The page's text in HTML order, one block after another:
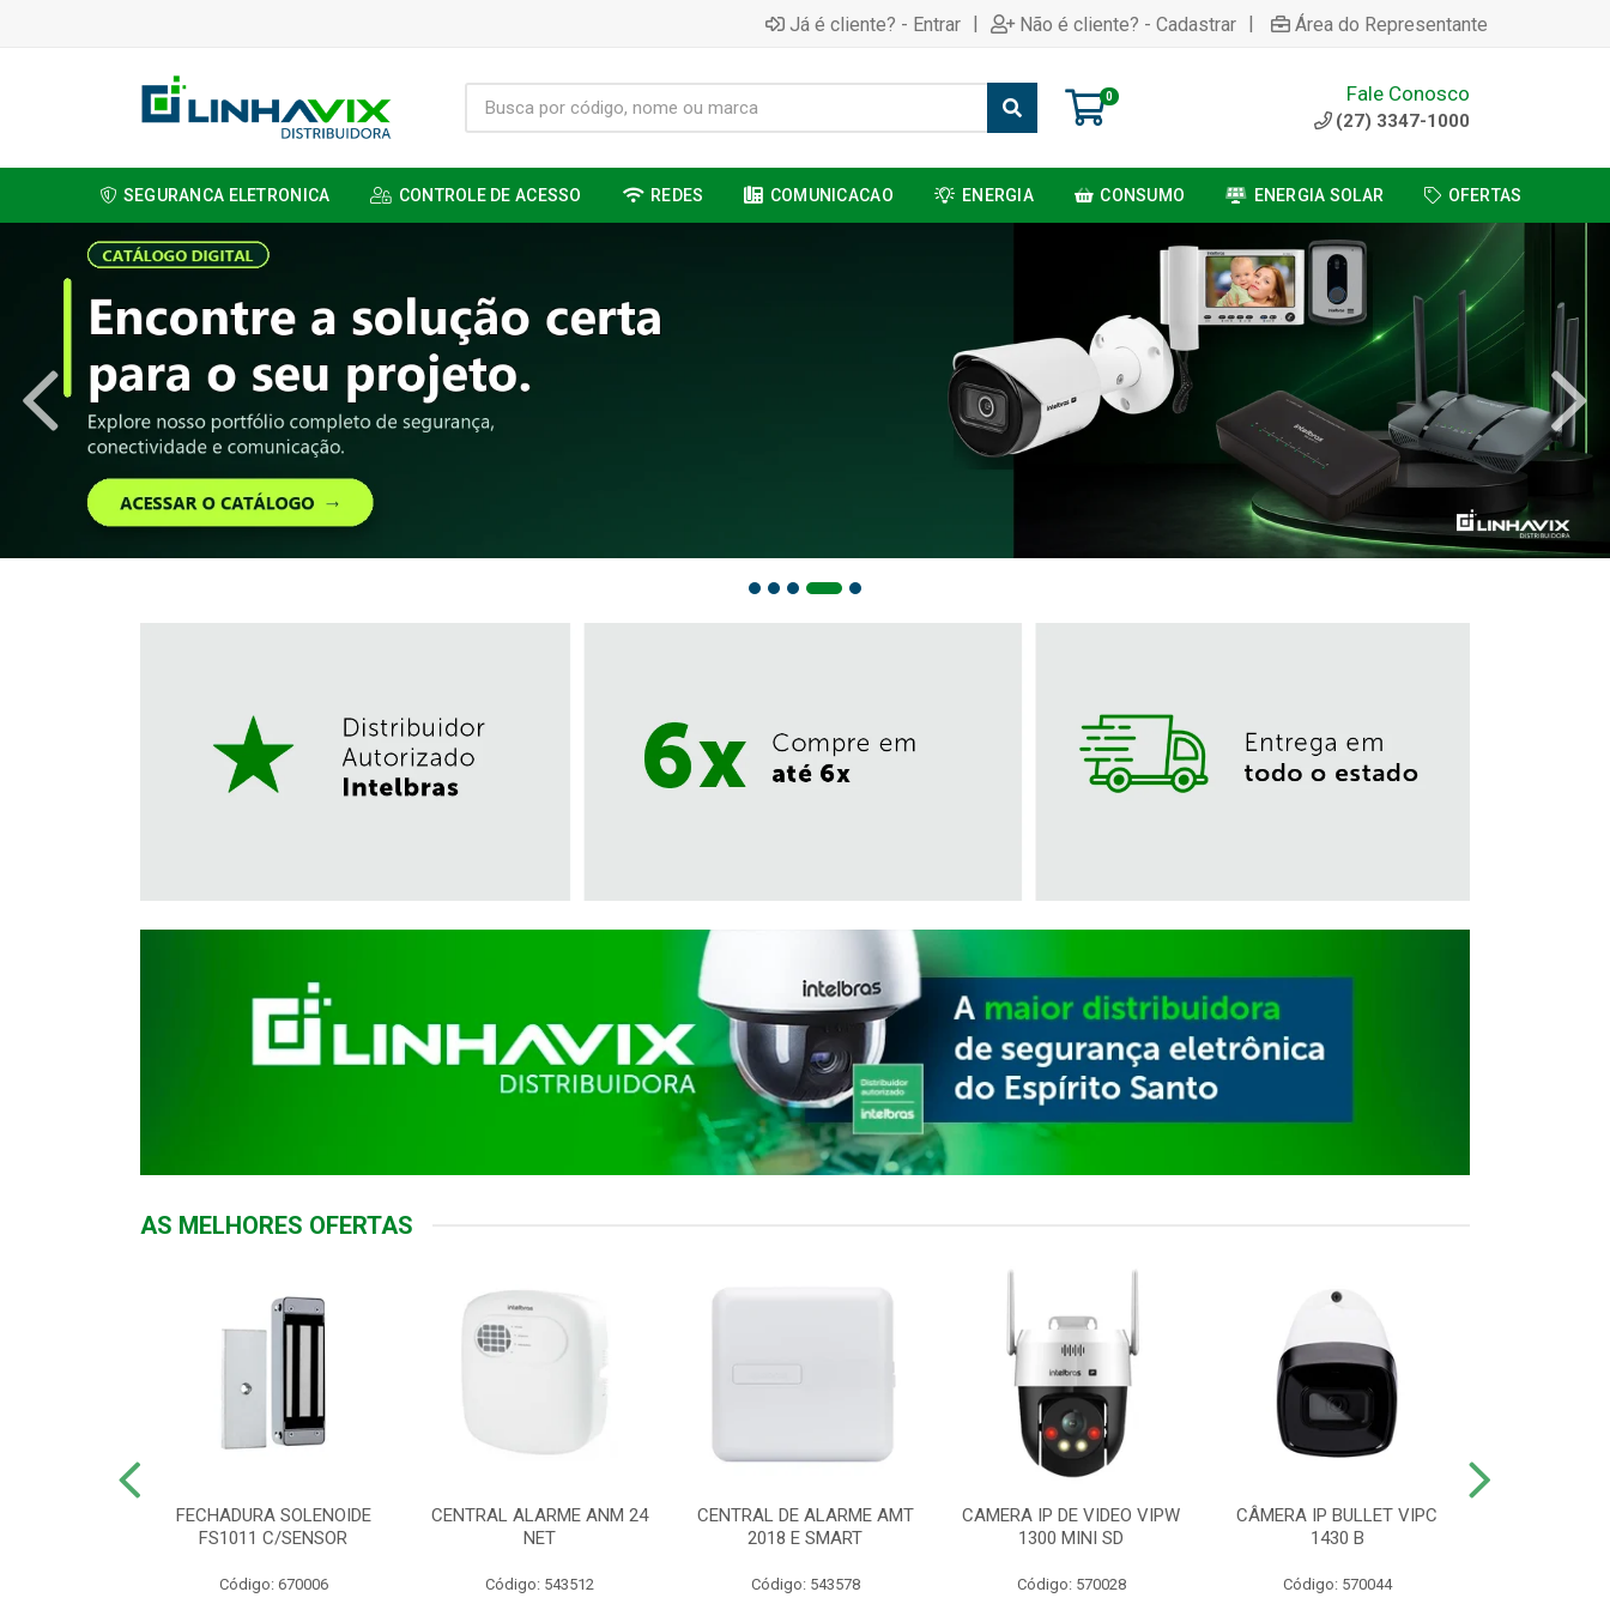
Já é cliente? - Entrar | Não é cliente? - Cadastrar | Área do Representante
0 Fale Conosco
(27) 3347-1000
SEGURANCA ELETRONICA CONTROLE DE ACESSO REDES COMUNICACAO ENERGIA CONSUMO ENERGIA SOLAR OFERTAS
AS MELHORES OFERTAS
FECHADURA SOLENOIDE
FS1011 C/SENSOR
Código: 670006
CENTRAL ALARME ANM 24
NET
Código: 543512
CENTRAL DE ALARME AMT
2018 E SMART
Código: 543578
CAMERA IP DE VIDEO VIPW
1300 MINI SD
Código: 570028
CÂMERA IP BULLET VIPC
1430 B
Código: 570044